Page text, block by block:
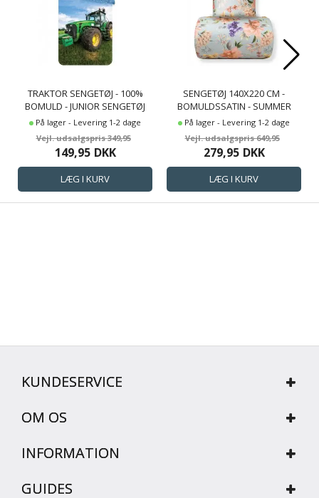
TRAKTOR SENGETØJ - 100%
BOMULD - JUNIOR SENGETØJ
100X140 CM - GRØN TRAKTOR
På lager - Levering 1-2 dage
349,95
149,95 DKK
SENGETØJ 140X220 CM -
BOMULDSSATIN - SUMMER
BLOOM - LYSEBLÅT BLOMSTER
På lager - Levering 1-2 dage
649,95
279,95 DKK
KUNDESERVICE
OM OS
INFORMATION
GUIDES